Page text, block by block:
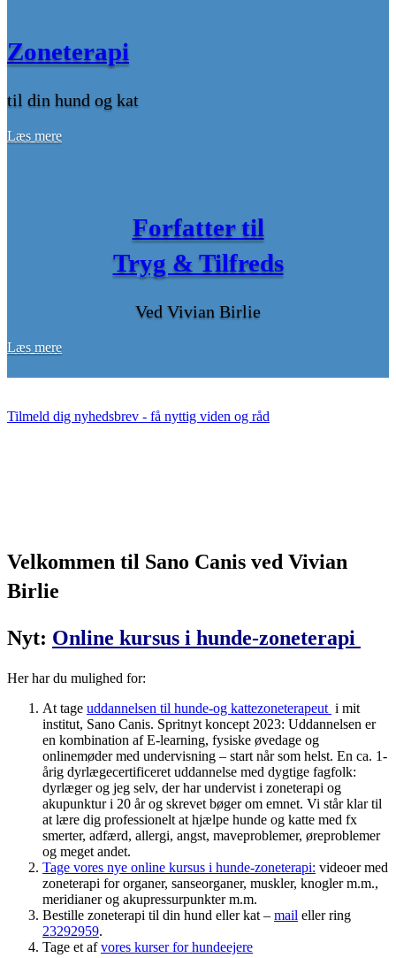
Zoneterapi
til din hund og kat
Læs mere
Forfatter til
Tryg & Tilfreds
Ved Vivian Birlie
Læs mere
Tilmeld dig nyhedsbrev - få nyttig viden og råd
Velkommen til Sano Canis ved Vivian
Birlie
Nyt: Online kursus i hunde-zoneterapi
Her har du mulighed for:
At tage uddannelsen til hunde-og kattezoneterapeut i mit
institut, Sano Canis. Spritnyt koncept 2023: Uddannelsen er
en kombination af E-learning, fysiske øvedage og
onlinemøder med undervisning – start når som helst. En ca. 1-
årig dyrlægecertificeret uddannelse med dygtige fagfolk:
dyrlæger og jeg selv, der har undervist i zoneterapi og
akupunktur i 20 år og skrevet bøger om emnet. Vi står klar til
at lære dig professionelt at hjælpe hunde og katte med fx
smerter, adfærd, allergi, angst, maveproblemer, øreproblemer
og meget andet.
Tage vores nye online kursus i hunde-zoneterapi: videoer med
zoneterapi for organer, sanseorganer, muskler, knogler m.m.,
meridianer og akupressurpunkter m.m.
Bestille zoneterapi til din hund eller kat – mail eller ring
23292959.
Tage et afvores kurser for hundeejere